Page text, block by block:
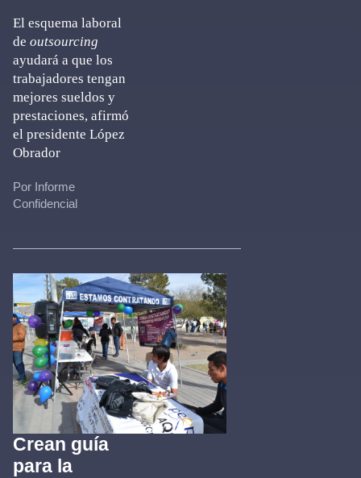
El esquema laboral
de outsourcing
ayudará a que los
trabajadores tengan
mejores sueldos y
prestaciones, afirmó
el presidente López
Obrador
Por Informe
Confidencial
Crean guía
para la